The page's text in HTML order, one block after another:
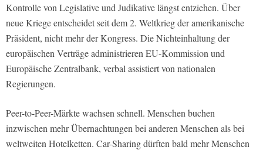
Kontrolle von Legislative und Judikative längst entziehen. Über
neue Kriege entscheidet seit dem 2. Weltkrieg der amerikanische
Präsident, nicht mehr der Kongress. Die Nichteinhaltung der
europäischen Verträge administrieren EU-Kommission und
Europäische Zentralbank, verbal assistiert von nationalen
Regierungen.
Peer-to-Peer-Märkte wachsen schnell. Menschen buchen
inzwischen mehr Übernachtungen bei anderen Menschen als bei
weltweiten Hotelketten. Car-Sharing dürften bald mehr Menschen